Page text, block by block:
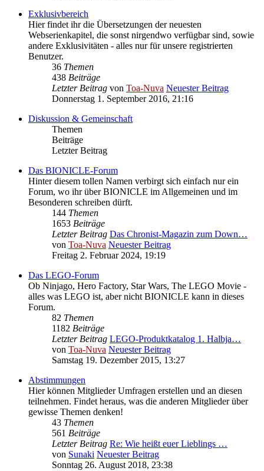
Exklusivbereich
Hier findet ihr die Übersetzungen der neuesten
Webserienkapitel, die sonst nirgendwo verfügbar sind, sowie
andere Exklusivitäten - alles nur für unsere registrierten
Benutzer.
36 Themen
438 Beiträge
Letzter Beitrag von Toa-Nuva Neuester Beitrag
Donnerstag 1. September 2016, 21:16
Diskussion & Gemeinschaft
Themen
Beiträge
Letzter Beitrag
Das BIONICLE-Forum
Hinter diesem tollen Namen verbirgt sich einfach nur ein
Forum, wo ihr über BIONICLE im Allgemeinen und im
Besonderen schreiben dürft.
144 Themen
1653 Beiträge
Letzter Beitrag Das Chronist-Magazin zum Down…
von Toa-Nuva Neuester Beitrag
Freitag 2. Februar 2024, 19:19
Das LEGO-Forum
Ob Ninjago, Hero Factory, Star Wars, The LEGO Movie -
alles was LEGO ist, aber nicht BIONICLE kann in dieses
Forum.
82 Themen
1182 Beiträge
Letzter Beitrag LEGO-Produktkatalog 1. Halbja…
von Toa-Nuva Neuester Beitrag
Samstag 19. Dezember 2015, 13:27
Abstimmungen
Hier können Mitglieder Umfragen erstellen und an diesen
teilnehmen. Findet heraus, was die anderen Mitglieder über
gewisse Themen denken!
43 Themen
561 Beiträge
Letzter Beitrag Re: Wie heißt euer Lieblings …
von Sunaki Neuester Beitrag
Sonntag 26. August 2018, 23:38